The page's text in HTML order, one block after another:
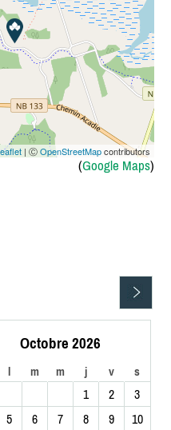
| ⒸOpenStreetMapcontributors
(Google Maps)
Octobre 2026
l m m j v s
1 2
3
5 6 7 8 9
10